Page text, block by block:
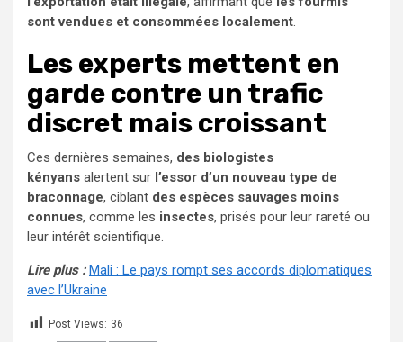
sont vendues et consommées localement.
Les experts mettent en
garde contre un trafic
discret mais croissant
Ces dernières semaines, des biologistes
kényans alertent sur l’essor d’un nouveau type de
braconnage, ciblant des espèces sauvages moins
connues, comme les insectes, prisés pour leur rareté ou
leur intérêt scientifique.
Lire plus :Mali : Le pays rompt ses accords diplomatiques
avec l’Ukraine
Post Views: 36